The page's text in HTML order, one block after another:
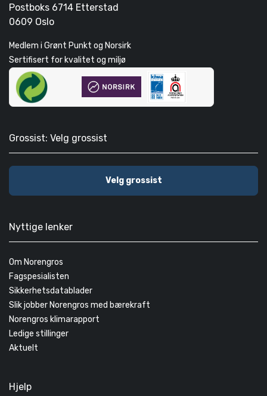
Postboks 6714 Etterstad
0609 Oslo
Medlem i Grønt Punkt og Norsirk
Sertifisert for kvalitet og miljø
Grossist: Velg grossist
Velg grossist
Nyttige lenker
Om Norengros
Fagspesialisten
Sikkerhetsdatablader
Slik jobber Norengros med bærekraft
Norengros klimarapport
Ledige stillinger
Aktuelt
Hjelp